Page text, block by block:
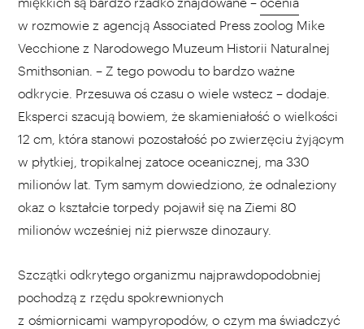
w rozmowie z agencją Associated Press zoolog Mike
Vecchione z Narodowego Muzeum Historii Naturalnej
Smithsonian. – Z tego powodu to bardzo ważne
odkrycie. Przesuwa oś czasu o wiele wstecz – dodaje.
Eksperci szacują bowiem, że skamieniałość o wielkości
12 cm, która stanowi pozostałość po zwierzęciu żyjącym
w płytkiej, tropikalnej zatoce oceanicznej, ma 330
milionów lat. Tym samym dowiedziono, że odnaleziony
okaz o kształcie torpedy pojawił się na Ziemi 80
milionów wcześniej niż pierwsze dinozaury.
Szczątki odkrytego organizmu najprawdopodobniej
pochodzą z rzędu spokrewnionych
z ośmiornicami wampyropodów, o czym ma świadczyć